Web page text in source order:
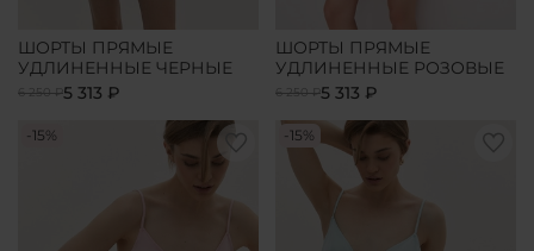
ШОРТЫ ПРЯМЫЕ
УДЛИНЕННЫЕ ЧЕРНЫЕ
6 250 ₽5 313 ₽
ШОРТЫ ПРЯМЫЕ
УДЛИНЕННЫЕ РОЗОВЫЕ
6 250 ₽5 313 ₽
-15% -15%